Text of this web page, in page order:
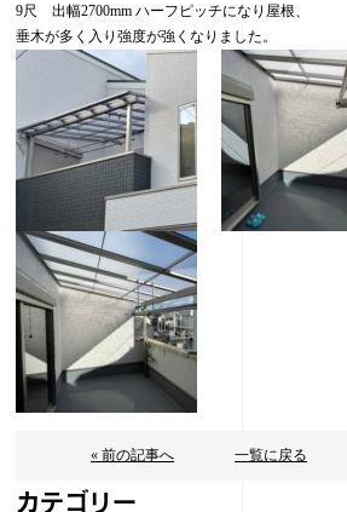
9尺 出幅2700mm ハーフピッチになり屋根、
垂木が多く入り強度が強くなりました。
« 前の記事へ 一覧に戻る
カテゴリー